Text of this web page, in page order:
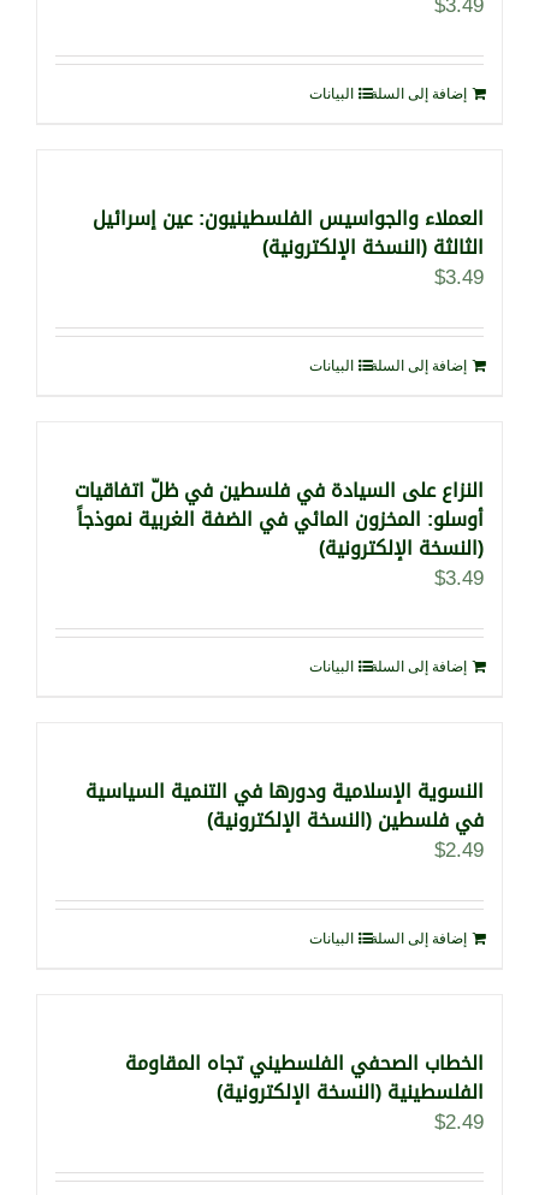
$3.49
إضافة إلى السلة البيانات
العملاء والجواسيس الفلسطينيون: عين إسرائيل
الثالثة (النسخة الإلكترونية)
$3.49
إضافة إلى السلة البيانات
النزاع على السيادة في فلسطين في ظلّ اتفاقيات
أوسلو: المخزون المائي في الضفة الغربية نموذجاً
(النسخة الإلكترونية)
$3.49
إضافة إلى السلة البيانات
النسوية الإسلامية ودورها في التنمية السياسية
في فلسطين (النسخة الإلكترونية)
$2.49
إضافة إلى السلة البيانات
الخطاب الصحفي الفلسطيني تجاه المقاومة
الفلسطينية (النسخة الإلكترونية)
$2.49